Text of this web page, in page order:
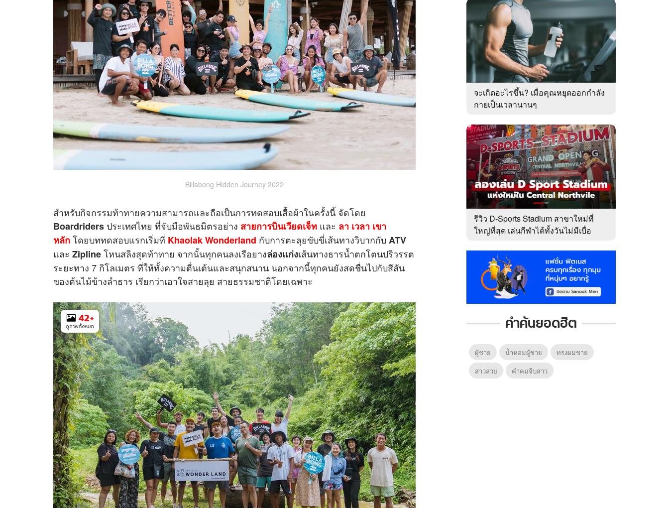
Billabong Hidden Journey 2022
สำหรับกิจกรรมท้าทายความสามารถและถือเป็นการทดสอบเสื้อผ้าในครั้งนี้ จัดโดย
Boardriders ประเทศไทย ที่จับมือพันธมิตรอย่าง สายการบินเวียดเจ็ท และ ลา เวลา เขา
หลักโดยบททดสอบแรกเริ่มที่ Khaolak Wonderland กับการตะลุยขับขี่เส้นทางวิบากกับATV
และ Ziplineโหนสลิงสุดท้าทาย จากนั้นทุกคนลงเรือยางล่องแก่งเส้นทางธารน้ำตกโตนปริวรรต
ระยะทาง 7 กิโลเมตร ที่ให้ทั้งความตื่นเต้นและสนุกสนาน นอกจากนี้ทุกคนยังสดชื่นไปกับสีสัน
ของต้นไม้ข้างลำธาร เรียกว่าเอาใจสายลุย สายธรรมชาติโดยเฉพาะ
42+
ดูภาพทั้งหมด
จะเกิดอะไรขึ้น? เมื่อคุณหยุดออกกำลัง
กายเป็นเวลานานๆ
รีวิว D-Sports Stadium สาขาใหม่ที่
ใหญ่ที่สุด เล่นกีฬาได้ทั้งวันไม่มีเบื่อ
คำค้นยอดฮิต
ผู้ชาย น้ำหอมผู้ชาย
ทรงผมชาย
สาวสวย
คําคมจีบสาว